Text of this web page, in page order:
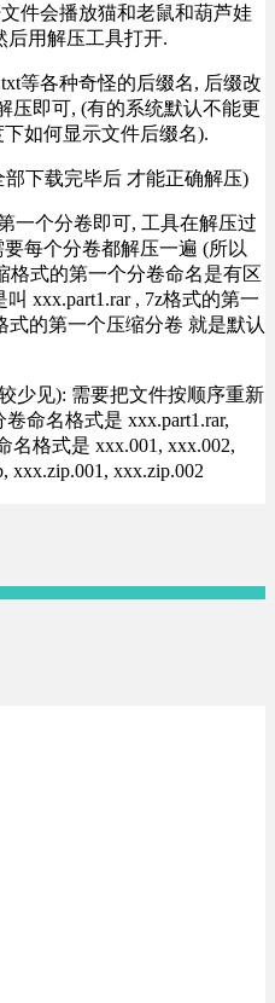
件会播放猫和老鼠和葫芦娃
后用解压工具打开.
等各种奇怪的后缀名, 后缀改
压即可, (有的系统默认不能更
如何显示文件后缀名).
下载完毕后 才能正确解压)
一个分卷即可, 工具在解压过
每个分卷都解压一遍 (所以
格式的第一个分卷命名是有区
xxx.part1.rar , 7z格式的第一
式的第一个压缩分卷 就是默认
少见): 需要把文件按顺序重新
命名格式是 xxx.part1.rar,
名格式是 xxx.001, xxx.002,
xxx.zip.001, xxx.zip.002